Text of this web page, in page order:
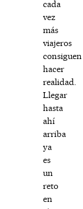
cada
vez
más
viajeros
consiguen
hacer
realidad.
Llegar
hasta
ahí
arriba
ya
es
un
reto
en